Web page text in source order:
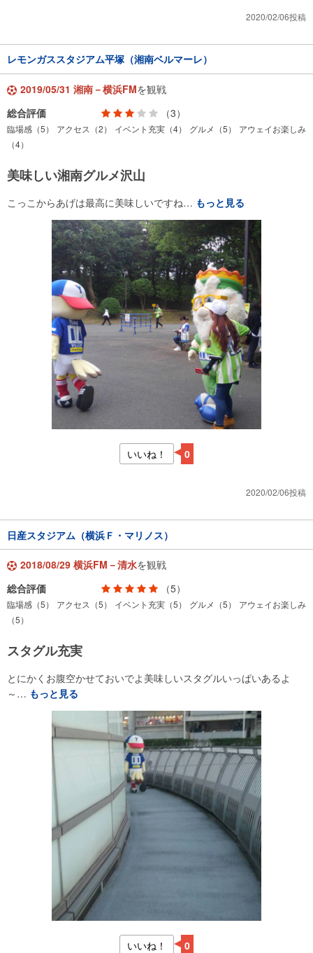
2020/02/06投稿
レモンガススタジアム平塚（湘南ベルマーレ）
2019/05/31 湘南－横浜FMを観戦
総合評価
（3）
臨場感（5） アクセス（2） イベント充実（4） グルメ（5）
アウェイお楽しみ
（4）
美味しい湘南グルメ沢山
こっこからあげは最高に美味しいですね… もっと見る
いいね！ 0
2020/02/06投稿
日産スタジアム（横浜Ｆ・マリノス）
2018/08/29 横浜FM－清水を観戦
総合評価
（5）
臨場感（5） アクセス（5） イベント充実（5） グルメ（5）
アウェイお楽しみ
（5）
スタグル充実
とにかくお腹空かせておいでよ美味しいスタグルいっぱいあるよ
～… もっと見る
いいね！ 0